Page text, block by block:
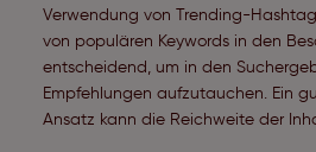
Verwendung von Trending-
von populären Keywords in den
entscheidend, um in den
Empfehlungen aufzutauchen. Ein
Ansatz kann die Reichweite der